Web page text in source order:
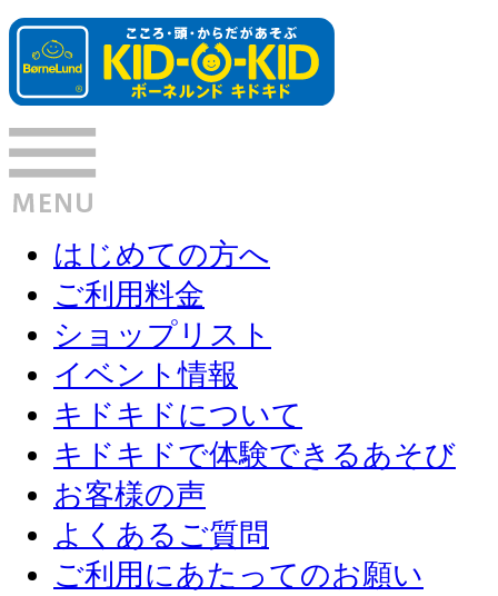
はじめての方へ
ご利用料金
ショップリスト
イベント情報
キドキドについて
キドキドで体験できるあそび
お客様の声
よくあるご質問
ご利用にあたってのお願い